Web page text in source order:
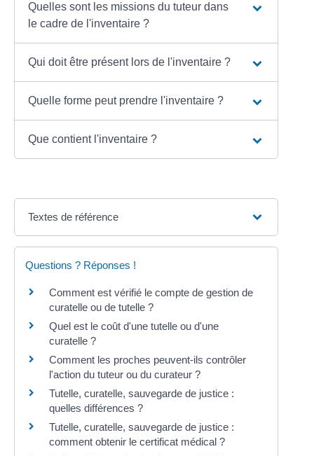
Quelles sont les missions du tuteur dans
le cadre de l'inventaire ?
Qui doit être présent lors de l'inventaire ?
Quelle forme peut prendre l'inventaire ?
Que contient l'inventaire ?
Textes de référence
Questions ? Réponses !
Comment est vérifié le compte de gestion de
curatelle ou de tutelle ?
Quel est le coût d'une tutelle ou d'une
curatelle ?
Comment les proches peuvent-ils contrôler
l'action du tuteur ou du curateur ?
Tutelle, curatelle, sauvegarde de justice :
quelles différences ?
Tutelle, curatelle, sauvegarde de justice :
comment obtenir le certificat médical ?